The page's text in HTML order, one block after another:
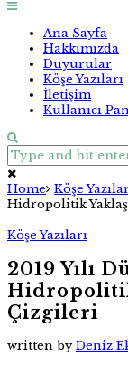
Ana Sayfa
Hakkımızda
Duyurular
Köşe Yazıları
İletişim
Kullanıcı
Home Köşe
Hidropolitik
Köşe Yazıları
2019 Yılı
Çizgileri
written byDeniz